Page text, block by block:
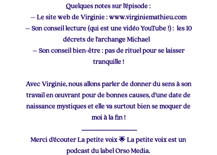
Quelques notes sur l’épisode :
– Le site web de Virginie : www.virginiemathieu.com
– Son conseil lecture (qui est une vidéo YouTube !) : les 10
décrets de l’archange Michael
– Son conseil bien-être : pas de rituel pour se laisser
tranquille !
Avec Virginie, nous allons parler de donner du sens à son
travail en œuvrant pour de bonnes causes, d’une date de
naissance mystiques et elle va surtout bien se moquer de
moi à la fin !
………………………………………….
Merci d’écouter La petite voix 🌟 La petite voix est un
podcast du label Orso Media.